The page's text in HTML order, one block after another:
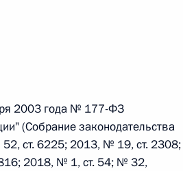
Федерации»
2003 года № 177-ФЗ
(Собрание законодательства
ст. 6225; 2013, № 19, ст. 2308;
2018, № 1, ст. 54; № 32,